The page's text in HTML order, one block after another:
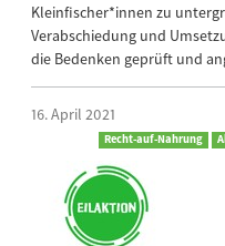
Kleinfischer*innen zu
Verabschiedung und
die Bedenken geprüft und
16. April 2021
Recht-auf-Nahrung